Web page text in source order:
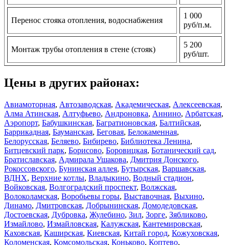
Перенос стояка отопления, водоснабжения
1 000
руб/п.м.
Монтаж трубы отопления в стене (стояк)
5 200
руб/шт.
Цены в других районах:
Авиамоторная, Автозаводская, Академическая, Алексеевская,
Алма Атинская, Алтуфьево, Андроновка, Аннино, Арбатская,
Аэропорт, Бабушкинская, Багратионовская, Балтийская,
Баррикадная, Бауманская, Беговая, Белокаменная,
Белорусская, Беляево, Бибирево, Библиотека Ленина,
Битцевский парк, Борисово, Боровицкая, Ботанический сад,
Братиславская, Адмирала Ушакова, Дмитрия Донского,
Рокоссовского, Бунинская аллея, Бутырская, Варшавская,
ВДНХ, Верхние котлы, Владыкино, Водный стадион,
Войковская, Волгоградский проспект, Волжская,
Волоколамская, Воробьевы горы, Выставочная, Выхино,
Динамо, Дмитровская, Добрынинская, Домодедовская,
Достоевская, Дубровка, Жулебино, Зил, Зорге, Зябликово,
Измайлово, Измайловская, Калужская, Кантемировская,
Каховская, Каширская, Киевская, Китай город, Кожуховская,
Коломенская, Комсомольская, Коньково, Коптево,